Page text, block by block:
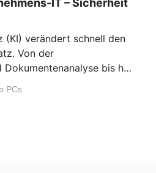
IT – Sicherheit
(KI) verändert schnell den
Von der
Dokumentenanalyse bis hin
PCs